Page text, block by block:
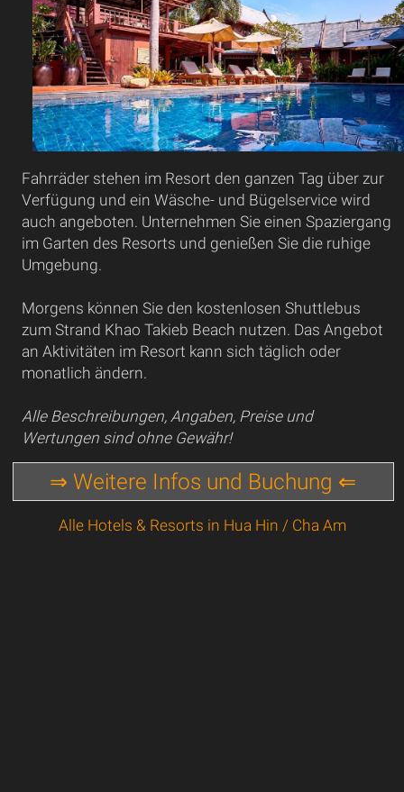
Fahrräder stehen im Resort den ganzen Tag über zur
Verfügung und ein Wäsche- und Bügelservice wird
auch angeboten. Unternehmen Sie einen Spaziergang
im Garten des Resorts und genießen Sie die ruhige
Umgebung.
Morgens können Sie den kostenlosen Shuttlebus
zum Strand Khao Takieb Beach nutzen. Das Angebot
an Aktivitäten im Resort kann sich täglich oder
monatlich ändern.
Alle Beschreibungen, Angaben, Preise und
Wertungen sind ohne Gewähr!
⇒ Weitere Infos und Buchung ⇐
Alle Hotels & Resorts in Hua Hin / Cha Am